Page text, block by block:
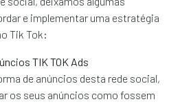
e implementar uma estratégia
Tik Tok:
TIK TOK Ads
de anúncios desta rede social,
os seus anúncios como fossem